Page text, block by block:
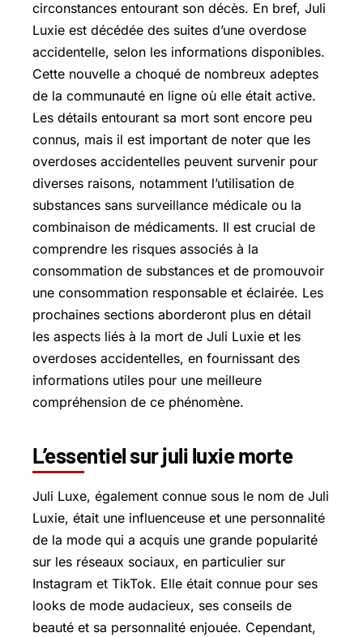
circonstances entourant son décès. En bref, Juli
Luxie est décédée des suites d’une overdose
accidentelle, selon les informations disponibles.
Cette nouvelle a choqué de nombreux adeptes
de la communauté en ligne où elle était active.
Les détails entourant sa mort sont encore peu
connus, mais il est important de noter que les
overdoses accidentelles peuvent survenir pour
diverses raisons, notamment l’utilisation de
substances sans surveillance médicale ou la
combinaison de médicaments. Il est crucial de
comprendre les risques associés à la
consommation de substances et de promouvoir
une consommation responsable et éclairée. Les
prochaines sections aborderont plus en détail
les aspects liés à la mort de Juli Luxie et les
overdoses accidentelles, en fournissant des
informations utiles pour une meilleure
compréhension de ce phénomène.
L’essentiel sur juli luxie morte
Juli Luxe, également connue sous le nom de Juli
Luxie, était une influenceuse et une personnalité
de la mode qui a acquis une grande popularité
sur les réseaux sociaux, en particulier sur
Instagram et TikTok. Elle était connue pour ses
looks de mode audacieux, ses conseils de
beauté et sa personnalité enjouée. Cependant,